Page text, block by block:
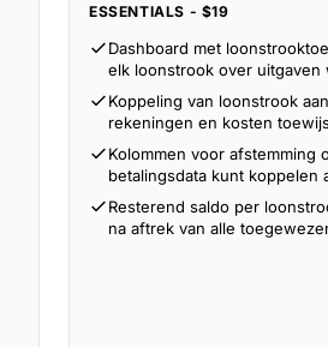
ESSENTIALS - $19
Dashboard met
elk loonstrook over uitgaven
Koppeling van loonstrook
rekeningen en kosten
Kolommen voor afstemming
betalingsdata kunt koppelen
Resterend saldo per
na aftrek van alle